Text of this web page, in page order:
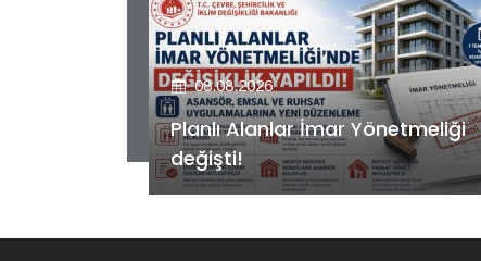
08.08.2026
Kiler GYO’dan Pendik Dolayoba
projesiyle ilgili önemli adım!